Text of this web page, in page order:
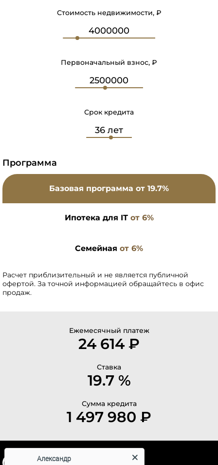
Стоимость недвижимости, ₽
Первоначальный взнос, ₽
Срок кредита
Программа
Базовая программа от 19.7%
Ипотека для IT от 6%
Семейная от 6%
Расчет приблизительный и не является публичной
офертой. За точной информацией обращайтесь в офис
продаж.
Ежемесячный платеж
24 614 ₽
Ставка
19.7 %
Сумма кредита
1 497 980 ₽
Александр